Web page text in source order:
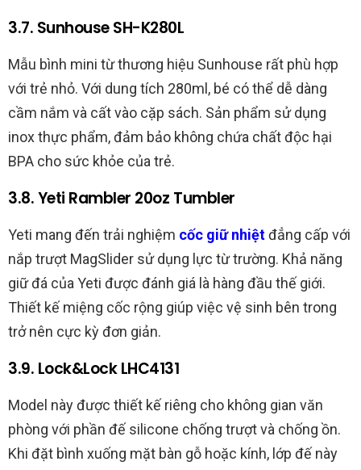
3.7. Sunhouse SH-K280L
Mẫu bình mini từ thương hiệu Sunhouse rất phù hợp
với trẻ nhỏ. Với dung tích 280ml, bé có thể dễ dàng
cầm nắm và cất vào cặp sách. Sản phẩm sử dụng
inox thực phẩm, đảm bảo không chứa chất độc hại
BPA cho sức khỏe của trẻ.
3.8. Yeti Rambler 20oz Tumbler
Yeti mang đến trải nghiệm cốc giữ nhiệtđẳng cấp với
nắp trượt MagSlider sử dụng lực từ trường. Khả năng
giữ đá của Yeti được đánh giá là hàng đầu thế giới.
Thiết kế miệng cốc rộng giúp việc vệ sinh bên trong
trở nên cực kỳ đơn giản.
3.9. Lock&Lock LHC4131
Model này được thiết kế riêng cho không gian văn
phòng với phần đế silicone chống trượt và chống ồn.
Khi đặt bình xuống mặt bàn gỗ hoặc kính, lớp đế này